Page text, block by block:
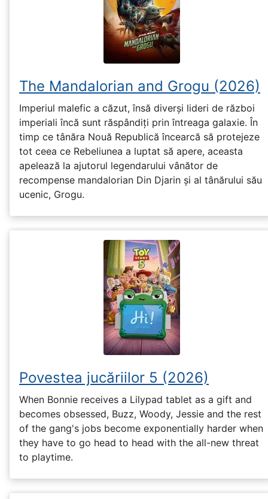
The Mandalorian and Grogu (2026)
Imperiul malefic a căzut, însă diverși lideri de război
imperiali încă sunt răspândiți prin întreaga galaxie. În
timp ce tânăra Nouă Republică încearcă să protejeze
tot ceea ce Rebeliunea a luptat să apere, aceasta
apelează la ajutorul legendarului vânător de
recompense mandalorian Din Djarin și al tânărului său
ucenic, Grogu.
Povestea jucăriilor 5 (2026)
When Bonnie receives a Lilypad tablet as a gift and
becomes obsessed, Buzz, Woody, Jessie and the rest
of the gang's jobs become exponentially harder when
they have to go head to head with the all-new threat
to playtime.